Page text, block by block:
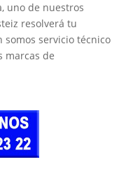
uno de nuestros
resolverá tu
servicio técnico
marcas de